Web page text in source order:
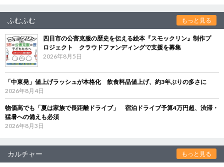
ふむふむ もっと見る
四日市の公害克服の歴史を伝える絵本『スモックリン』制作プ
ロジェクト クラウドファンディングで支援を募集
2026年8月5日
「中東発」値上げラッシュが本格化 飲食料品値上げ、約3年ぶりの多さに
2026年8月4日
物価高でも「夏は家族で長距離ドライブ」 宿泊ドライブ予算4万円超、渋滞・
猛暑への備えも必須
2026年8月3日
カルチャー もっと見る